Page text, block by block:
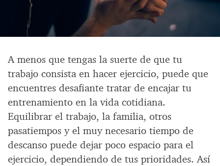
A menos que tengas la suerte de que tu
trabajo consista en hacer ejercicio, puede que
encuentres desafiante tratar de encajar tu
entrenamiento en la vida cotidiana.
Equilibrar el trabajo, la familia, otros
pasatiempos y el muy necesario tiempo de
descanso puede dejar poco espacio para el
ejercicio, dependiendo de tus prioridades. Así